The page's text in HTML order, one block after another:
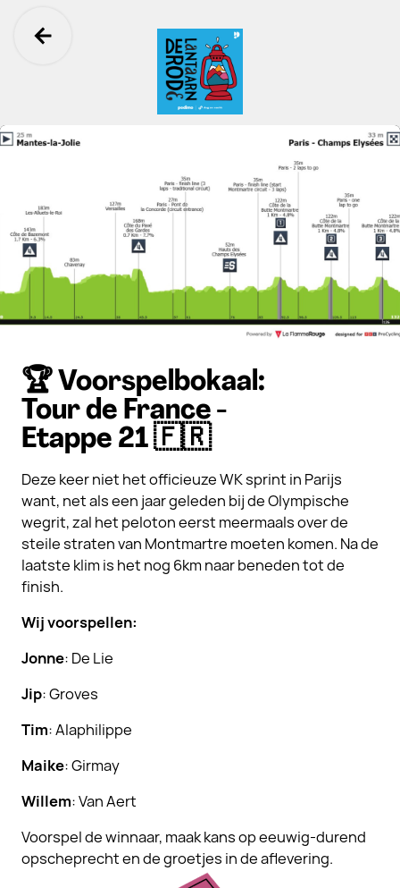
Ga terug
🏆 Voorspelbokaal:
Tour de France -
Etappe 21 🇫🇷
Deze keer niet het officieuze WK sprint in Parijs
want, net als een jaar geleden bij de Olympische
wegrit, zal het peloton eerst meermaals over de
steile straten van Montmartre moeten komen. Na de
laatste klim is het nog 6km naar beneden tot de
finish.
Wij voorspellen:
Jonne: De Lie
Jip: Groves
Tim: Alaphilippe
Maike: Girmay
Willem: Van Aert
Voorspel de winnaar, maak kans op eeuwig-durend
opscheprecht en de groetjes in de aflevering.